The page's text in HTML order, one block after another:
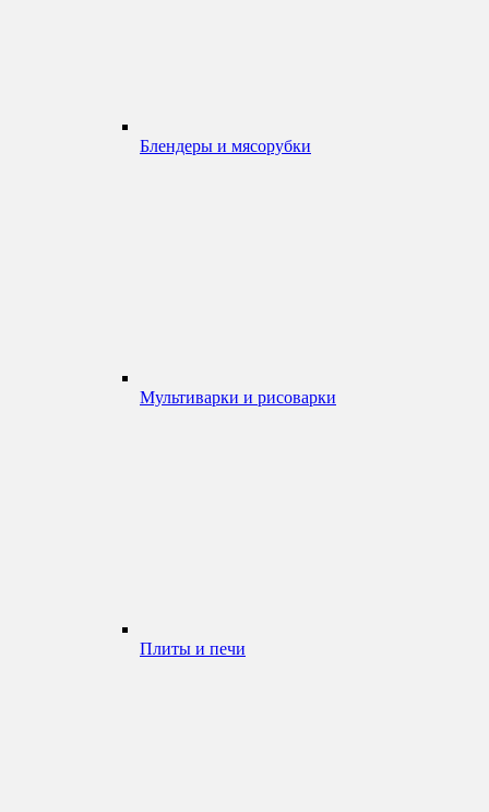
Блендеры и мясорубки
Мультиварки и рисоварки
Плиты и печи